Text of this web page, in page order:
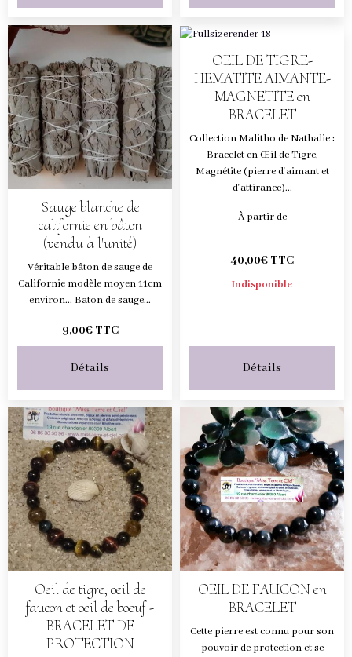
Sauge blanche de
californie en bâton
(vendu à l'unité)
Véritable bâton de sauge de
Californie modèle moyen 11cm
environ... Baton de sauge...
9,00€ TTC
Détails
OEIL DE TIGRE-
HEMATITE AIMANTE-
MAGNETITE en
BRACELET
Collection Malitho de Nathalie :
Bracelet en Œil de Tigre,
Magnétite (pierre d'aimant et
d'attirance)...
À partir de
40,00€ TTC
Indisponible
Détails
Oeil de tigre, oeil de
faucon et oeil de boeuf -
BRACELET DE
PROTECTION
OEIL DE FAUCON en
BRACELET
Cette pierre est connu pour son
pouvoir de protection et se